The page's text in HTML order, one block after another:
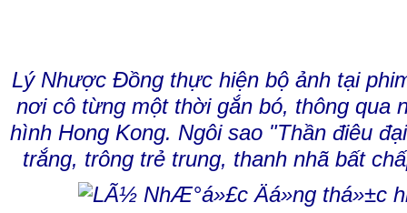
Lý Nhược Đồng thực hiện bộ ảnh tại
nơi cô từng một thời gắn bó, thông qua
hình Hong Kong. Ngôi sao "Thần điêu
trắng, trông trẻ trung, thanh nhã bất